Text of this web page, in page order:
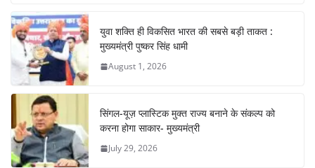
युवा शक्ति ही विकसित भारत की सबसे बड़ी ताकत :
मुख्यमंत्री पुष्कर सिंह धामी
August 1, 2026
सिंगल-यूज़ प्लास्टिक मुक्त राज्य बनाने के संकल्प को
करना होगा साकार- मुख्यमंत्री
July 29, 2026